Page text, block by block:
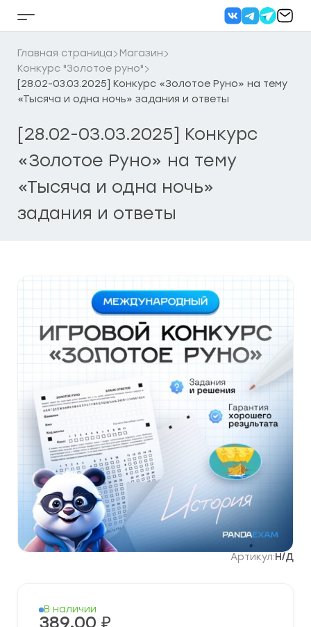
Кнопка
бокового
меню
Главная страница
Магазин
Конкурс "Золотое руно"
[28.02-03.03.2025] Конкурс «Золотое Руно» на тему
«Тысяча и одна ночь» задания и ответы
[28.02-03.03.2025] Конкурс
«Золотое Руно» на тему
«Тысяча и одна ночь»
задания и ответы
Артикул:Н/Д
В наличии
389,00 ₽